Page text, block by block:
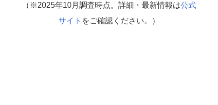
（※2025年10月調査時点。詳細・最新情報は公式
サイト をご確認ください。）